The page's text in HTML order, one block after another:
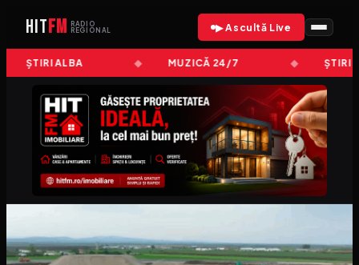
HITFM
RADIO
REGIONAL
▶ Ascultă Live
ȘTIRI ALBA MUZICĂ 24/7 ȘTIRI